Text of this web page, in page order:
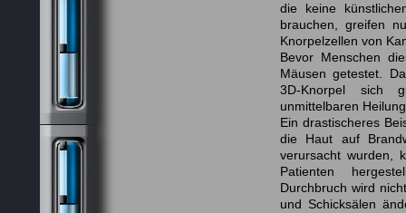
die keine
brauchen, greifen
Knorpelzellen von
Bevor Menschen
Mäusen getestet.
3D-Knorpel sich
unmittelbaren
Ein drastischeres
die Haut auf
verursacht wurden,
Patienten
Durchbruch wird
und Schicksälen